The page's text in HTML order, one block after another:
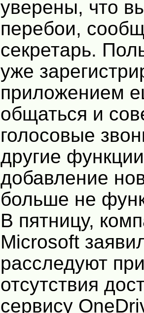
уверены, что
перебои,
секретарь.
уже
приложением
общаться и
голосовые
другие
добавление
больше не
В пятницу,
Microsoft
расследуют
отсутствия
сервису